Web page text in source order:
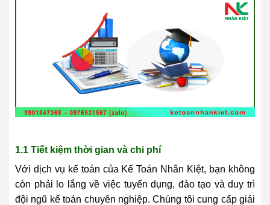
1.1 Tiết kiệm thời gian và chi phí
Với dịch vụ kế toán của Kế Toán Nhân Kiệt, bạn không
còn phải lo lắng về việc tuyển dụng, đào tạo và duy trì
đội ngũ kế toán chuyên nghiệp. Chúng tôi cung cấp giải